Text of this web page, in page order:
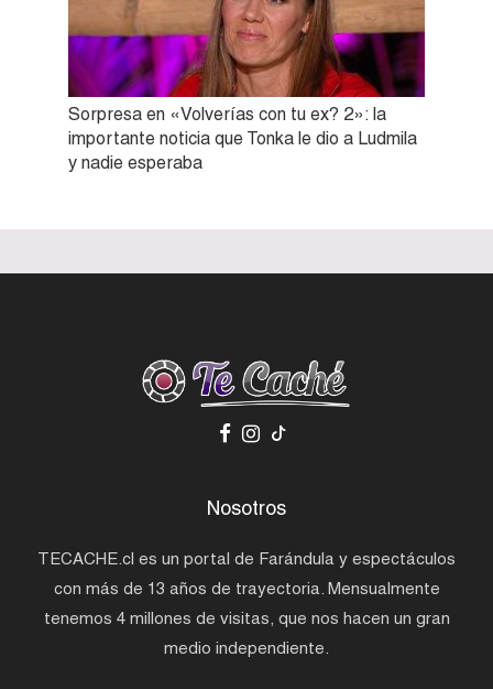
Sorpresa en «Volverías con tu ex? 2»: la
importante noticia que Tonka le dio a Ludmila
y nadie esperaba
Nosotros
TECACHE.cl es un portal de Farándula y espectáculos
con más de 13 años de trayectoria. Mensualmente
tenemos 4 millones de visitas, que nos hacen un gran
medio independiente.